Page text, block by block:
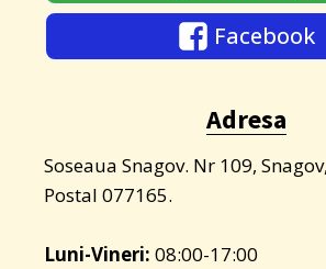
Facebook
Adresa
Soseaua Snagov. Nr 109,
Postal 077165.
Luni-Vineri: 08:00-17:00